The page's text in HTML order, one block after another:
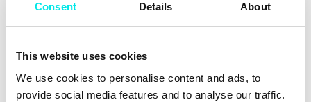
Consent Details About
This website uses cookies
We use cookies to personalise content and ads, to
provide social media features and to analyse our traffic.
#sneakers #26q3 #green